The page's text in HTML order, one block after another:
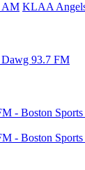
AM KLAA
93.7 FM
- Boston
- Boston